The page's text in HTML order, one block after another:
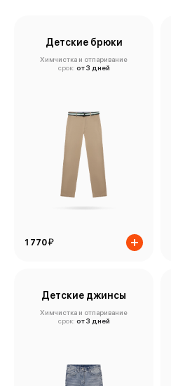
Детские брюки
Химчистка и отпаривание
срок: от 3 дней
1 770й
Детские джинсы
Химчистка и отпаривание
срок: от 3 дней